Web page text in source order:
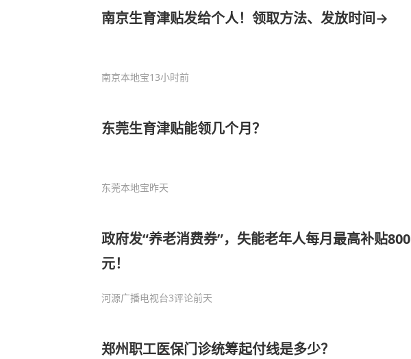
南京生育津贴发给个人！领取方法、发放时间→
南京本地宝13小时前
东莞生育津贴能领几个月？
东莞本地宝昨天
政府发“养老消费券”，失能老年人每月最高补贴800
元！
河源广播电视台3评论前天
郑州职工医保门诊统筹起付线是多少？